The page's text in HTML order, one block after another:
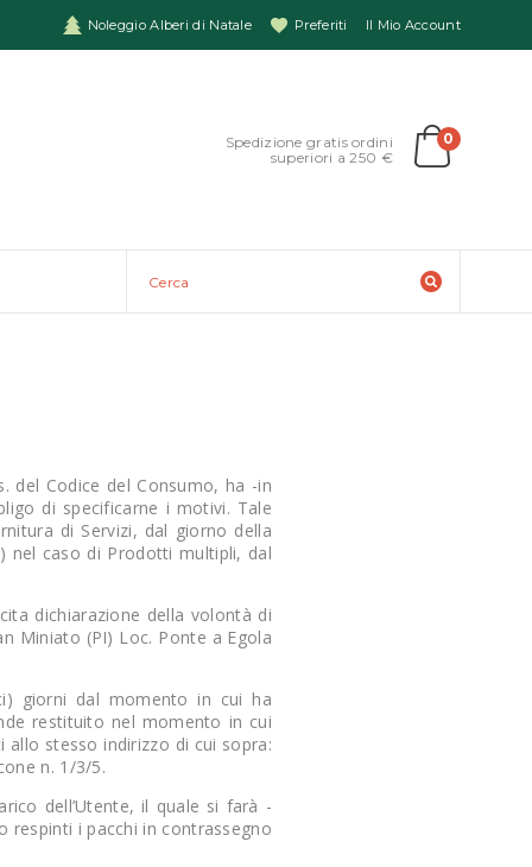
Noleggio Alberi di Natale Preferiti Il Mio Account
0
Spedizione gratis ordini
superiori a 250 €
del Codice del Consumo, ha -in
di specificarne i motivi. Tale
di Servizi, dal giorno della
nel caso di Prodotti multipli, dal
dichiarazione della volontà di
Miniato (PI) Loc. Ponte a Egola
giorni dal momento in cui ha
restituito nel momento in cui
stesso indirizzo di cui sopra:
n. 1/3/5.
dell’Utente, il quale si farà -
respinti i pacchi in contrassegno